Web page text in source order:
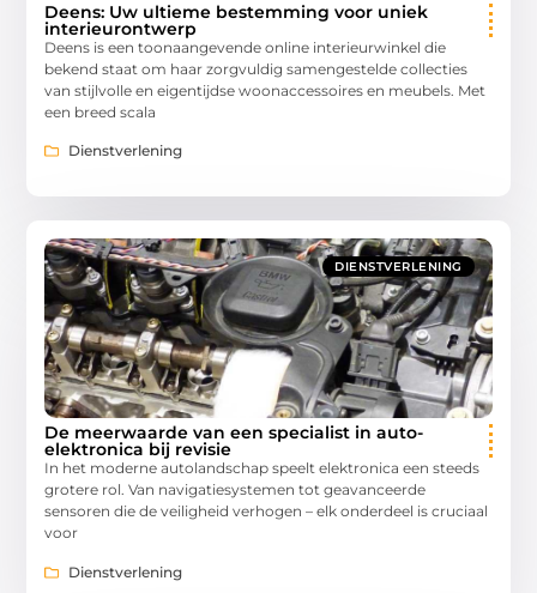
Deens: Uw ultieme bestemming voor uniek
interieurontwerp
Deens is een toonaangevende online interieurwinkel die
bekend staat om haar zorgvuldig samengestelde collecties
van stijlvolle en eigentijdse woonaccessoires en meubels. Met
een breed scala
Dienstverlening
DIENSTVERLENING
De meerwaarde van een specialist in auto-
elektronica bij revisie
In het moderne autolandschap speelt elektronica een steeds
grotere rol. Van navigatiesystemen tot geavanceerde
sensoren die de veiligheid verhogen – elk onderdeel is cruciaal
voor
Dienstverlening